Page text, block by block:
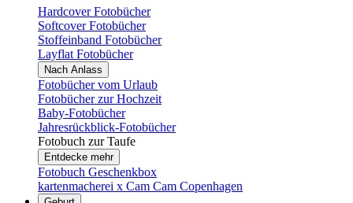
Hardcover Fotobücher
Softcover Fotobücher
Stoffeinband Fotobücher
Layflat Fotobücher
Nach Anlass
Fotobücher vom Urlaub
Fotobücher zur Hochzeit
Baby-Fotobücher
Jahresrückblick-Fotobücher
Fotobuch zur Taufe
Entdecke mehr
Fotobuch Geschenkbox
kartenmacherei x Cam Cam Copenhagen